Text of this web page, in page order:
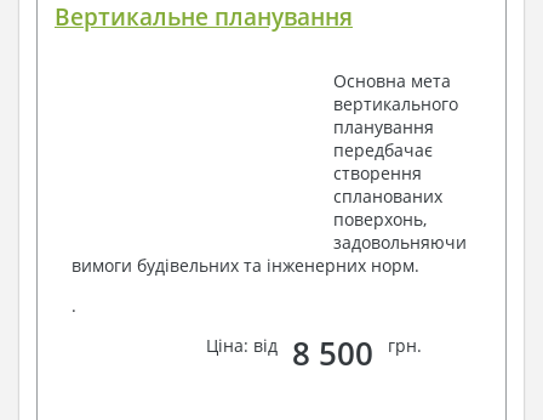
Вертикальне планування
Основна мета
вертикального
планування
передбачає
створення
спланованих
поверхонь,
задовольняючи
вимоги будівельних та інженерних норм.
.
Ціна: від
8 500 грн.